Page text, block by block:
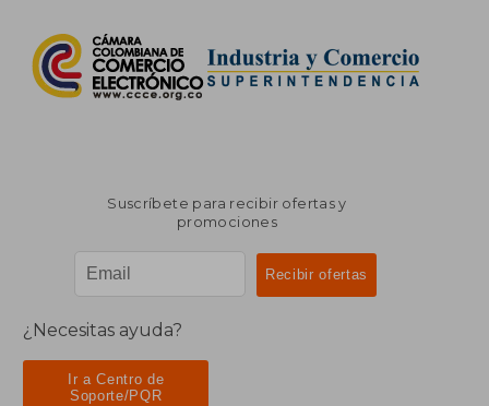
Suscríbete para recibir ofertas y
promociones
¿Necesitas ayuda?
Ir a Centro de
Soporte/PQR